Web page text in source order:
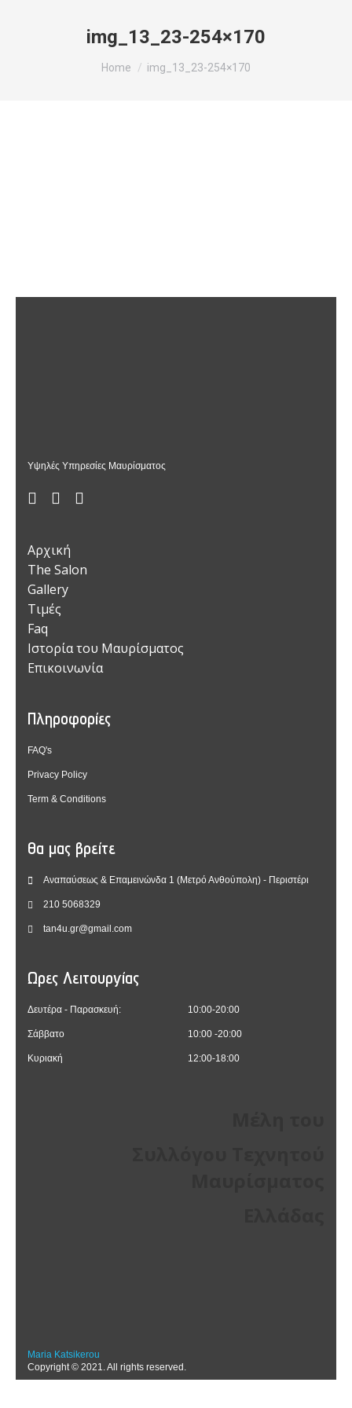
img_13_23-254×170
You are here:
Home img_13_23-254×170
Υψηλές Υπηρεσίες Μαυρίσματος
Αρχική
The Salon
Gallery
Τιμές
Faq
Ιστορία του Μαυρίσματος
Επικοινωνία
Πληροφορίες
FAQ's
Privacy Policy
Term & Conditions
Θα μας βρείτε
Αναπαύσεως & Επαμεινώνδα 1 (Μετρό Ανθούπολη) - Περιστέρι
210 5068329
tan4u.gr@gmail.com
Ωρες Λειτουργίας
Δευτέρα - Παρασκευή:
Σάββατο
Κυριακή
10:00-20:00
10:00 -20:00
12:00-18:00
Maria Katsikerou
Copyright © 2021. All rights reserved.